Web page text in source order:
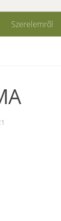
Szerelemről